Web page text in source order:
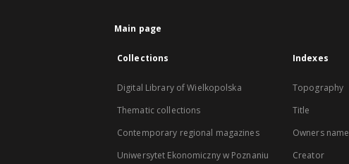
Main page
Collections
Digital Library of Wielkopolska
Thematic collections
Contemporary regional magazines
Uniwersytet Ekonomiczny w Poznaniu
Indexes
Topography
Title
Owners name
Creator